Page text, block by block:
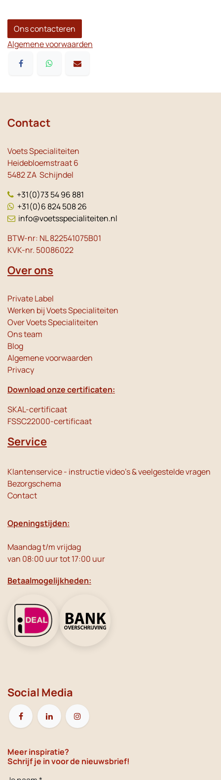
Ons contacteren
Algemene voorwaarden
Contact
Voets Specialiteiten
Heidebloemstraat 6
5482 ZA Schijndel
+31(0)73 54 96 881
+31(0)6 824 508 26
info@voetsspecialiteiten.nl
BTW-nr: NL 822541075B01
KVK-nr. 50086022
Over ons
Private Label
Werken bij Voets Specialiteiten
Over Voets Specialiteiten
Ons team
Blog
Algemene voorwaarden
Privacy
Download onze certificaten:
SKAL-certificaat
FSSC22000-certificaat
Service
Klantenservice - instructie video's & veelgestelde vragen
Bezorgschema
Contact
Openingstijden:
Maandag t/m vrijdag
van 08:00 uur tot 17:00 uur
Betaalmogelijkheden:
Social Media
Meer inspiratie?
Schrijf je in voor de nieuwsbrief!